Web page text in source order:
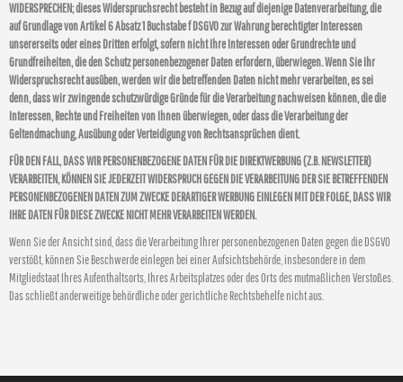
WIDERSPRECHEN; dieses Widerspruchsrecht besteht in Bezug auf diejenige Datenverarbeitung, die
auf Grundlage von Artikel 6 Absatz 1 Buchstabe f DSGVO zur Wahrung berechtigter Interessen
unsererseits oder eines Dritten erfolgt, sofern nicht Ihre Interessen oder Grundrechte und
Grundfreiheiten, die den Schutz personenbezogener Daten erfordern, überwiegen. Wenn Sie Ihr
Widerspruchsrecht ausüben, werden wir die betreffenden Daten nicht mehr verarbeiten, es sei
denn, dass wir zwingende schutzwürdige Gründe für die Verarbeitung nachweisen können, die die
Interessen, Rechte und Freiheiten von Ihnen überwiegen, oder dass die Verarbeitung der
Geltendmachung, Ausübung oder Verteidigung von Rechtsansprüchen dient.
FÜR DEN FALL, DASS WIR PERSONENBEZOGENE DATEN FÜR DIE DIREKTWERBUNG (Z.B. NEWSLETTER)
VERARBEITEN, KÖNNEN SIE JEDERZEIT WIDERSPRUCH GEGEN DIE VERARBEITUNG DER SIE BETREFFENDEN
PERSONENBEZOGENEN DATEN ZUM ZWECKE DERARTIGER WERBUNG EINLEGEN MIT DER FOLGE, DASS WIR
IHRE DATEN FÜR DIESE ZWECKE NICHT MEHR VERARBEITEN WERDEN.
Wenn Sie der Ansicht sind, dass die Verarbeitung Ihrer personenbezogenen Daten gegen die DSGVO
verstößt, können Sie Beschwerde einlegen bei einer Aufsichtsbehörde, insbesondere in dem
Mitgliedstaat Ihres Aufenthaltsorts, Ihres Arbeitsplatzes oder des Orts des mutmaßlichen Verstoßes.
Das schließt anderweitige behördliche oder gerichtliche Rechtsbehelfe nicht aus.